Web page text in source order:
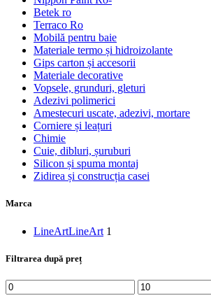
Betek ro
Terraco Ro
Mobilă pentru baie
Materiale termo și hidroizolante
Gips carton și accesorii
Materiale decorative
Vopsele, grunduri, gleturi
Adezivi polimerici
Amestecuri uscate, adezivi, mortare
Corniere și leațuri
Chimie
Cuie, dibluri, șuruburi
Silicon și spuma montaj
Zidirea și construcția casei
Marca
LineArtLineArt 1
Filtrarea după preț
Preț
Preț